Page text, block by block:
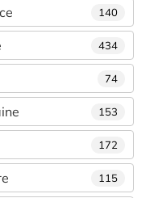
140
434
74
153
172
115